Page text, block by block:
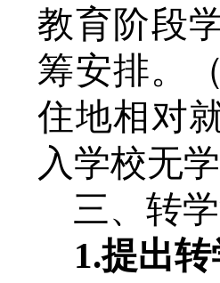
教育阶段
筹安排。
住地相对
入学校无
三、转
1.提出